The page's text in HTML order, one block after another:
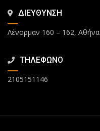
ΔΙΕΥΘΥΝΣΗ
Λένορμαν 160 – 162, Αθήνα
ΤΗΛΕΦΩΝΟ
2105151146